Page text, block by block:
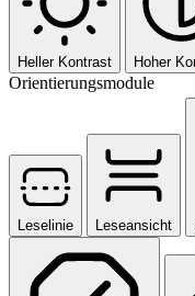
Heller Kontrast Hoher
Orientierungsmodule
Leselinie Leseansicht